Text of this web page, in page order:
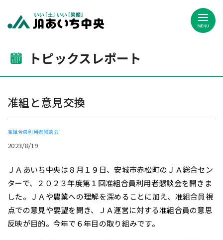
トピックスレポート
准組と意見交換
准組合員利用者懇談会
2023/8/19
ＪＡあいち中央は８月１９日、安城市赤松町のＪＡ総合セン
ターで、２０２３年度第１回准組合員利用者懇談会を開きま
した。ＪＡや農業への理解を深めることに加え、准組合員視
点での意見や要望を聞き、ＪＡ運営に対する准組合員の意思
反映が目的。今年で６年目の取り組みです。